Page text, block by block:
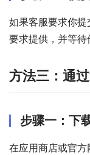
如果客服要求你
要求提供，并等待
方法三：通
步骤一：下
在应用商店或官